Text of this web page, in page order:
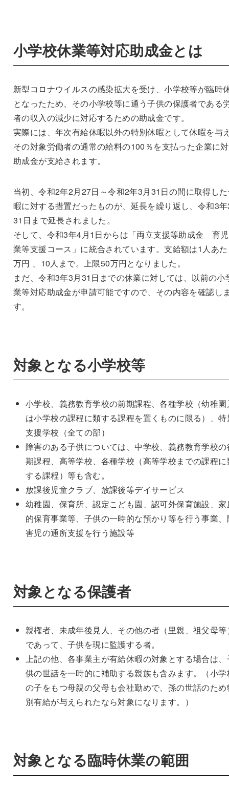
小学校休業等対応助成金とは
新型コロナウイルスの感染拡大を受け、小学校等が臨時
となったため、その小学校等に通う子供の保護者である
者の収入の減少に対応するための助成金です。
実際には、年次有給休暇以外の特別休暇として休暇を与
その対象労働者の通常の給料の100％を支払った企業に
助成金が支給されます。
当初、令和2年2月27日～令和2年3月31日の間に取得し
暇に対する措置だったものが、延長を繰り返し、令和3
31日まで延長されました。
そして、令和3年4月1日からは「両立支援等助成金 育
業等支援コース」に統合されています。支給額は1人あ
万円 、10人まで。上限50万円となりました。
まだ、令和3年3月31日までの休業に対しては、以前の小
業等対応助成金が申請可能ですので、その内容を確認し
す。
対象となる小学校等
小学校、義務教育学校の前期課程、各種学校（幼稚園
は小学校の課程に類する課程を置くものに限る）、特
支援学校（全ての部）
障害のある子供については、中学校、義務教育学校の
期課程、高等学校、各種学校（高等学校までの課程に
する課程）等も含む。
放課後児童クラブ、放課後等デイサービス
幼稚園、保育所、認定こども園、認可外保育施設、家
的保育事業等、子供の一時的な預かり等を行う事業、
害児の通所支援を行う施設等
対象となる保護者
親権者、未成年後見人、その他の者（里親、祖父母等
であって、子供を現に監護する者。
上記の他、各事業主が有給休暇の対象とする場合は、
供の世話を一時的に補助する親族も含みます。（小学
の子をもつ母親の父母も会社勤めで、孫の世話のため
別有給が与えられたなら対象になります。）
対象となる臨時休業の範囲